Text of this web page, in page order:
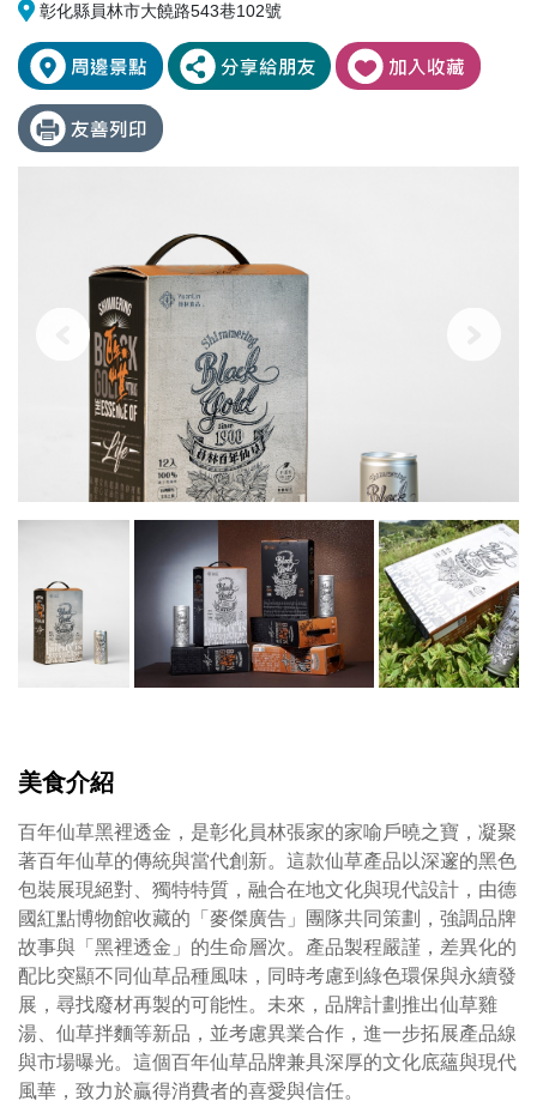
彰化縣員林市大饒路543巷102號
美食介紹
百年仙草黑裡透金，是彰化員林張家的家喻戶曉之寶，凝聚
著百年仙草的傳統與當代創新。這款仙草產品以深邃的黑色
包裝展現絕對、獨特特質，融合在地文化與現代設計，由德
國紅點博物館收藏的「麥傑廣告」團隊共同策劃，強調品牌
故事與「黑裡透金」的生命層次。產品製程嚴謹，差異化的
配比突顯不同仙草品種風味，同時考慮到綠色環保與永續發
展，尋找廢材再製的可能性。未來，品牌計劃推出仙草雞
湯、仙草拌麵等新品，並考慮異業合作，進一步拓展產品線
與市場曝光。這個百年仙草品牌兼具深厚的文化底蘊與現代
風華，致力於贏得消費者的喜愛與信任。